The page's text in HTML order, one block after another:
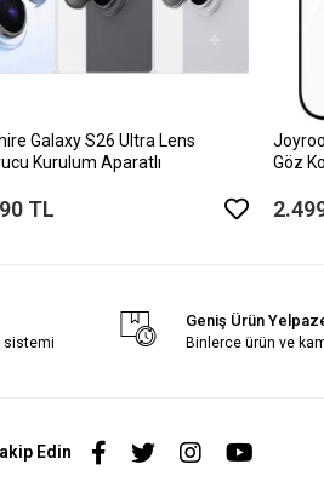
Galaxy S26 Ultra Lens
Kurulum Aparatlı
TL
Göz
sistemi
Geniş Ürün
Binlerce ürün ve
Edin